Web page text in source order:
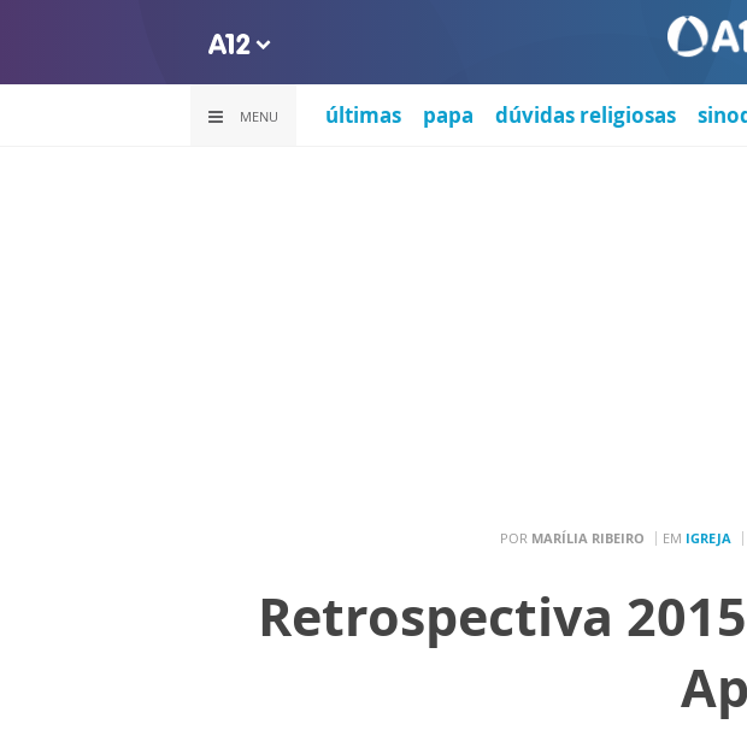
MENU últimas papa dúvidas religiosas
POR MARÍLIA RIBEIRO EM IGREJA
Retrospectiva